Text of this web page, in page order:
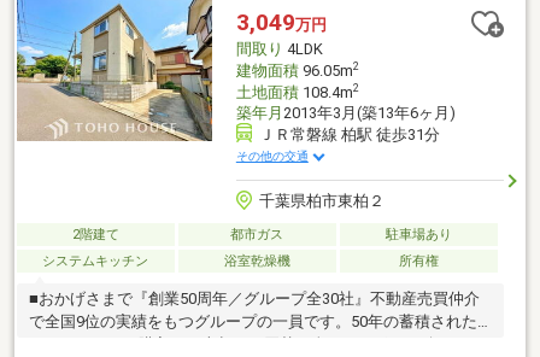
＝＝＝＝＝＝＝＝＝＝＝＝＝＝＝＝＝＝ご内覧をご希望の際は弊
社ナカジツまでお問い合わせくださいませ☆＝＝＝＝＝＝＝＝＝
＝＝＝＝＝＝＝＝＝
3,049万円
間取り 4LDK
建物面積96.05m2
土地面積108.4m2
築年月 2013年3月(築13年6ヶ月)
ＪＲ常磐線 柏駅 徒歩31分
その他の交通
千葉県柏市東柏２
2階建て 都市ガス
駐車場あり
システムキッチン
浴室乾燥機 所有権
■おかげさまで『創業50周年／グループ全30社』不動産売買仲介
で全国9位の実績をもつグループの一員です。50年の蓄積された